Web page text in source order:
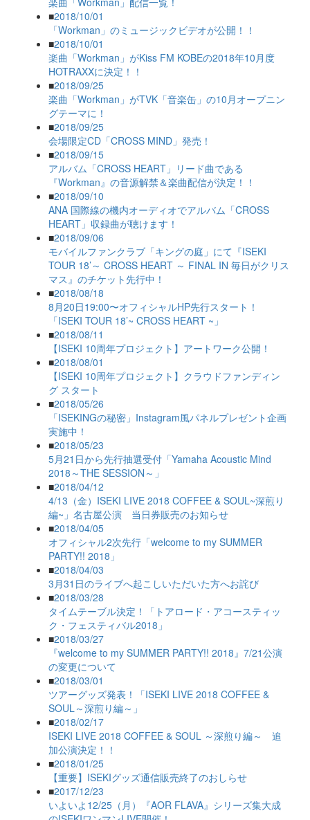
■2018/10/01
「Workman」のミュージックビデオが公開！！
■2018/10/01
楽曲「Workman」がKiss FM KOBEの2018年10月度
HOTRAXXに決定！！
■2018/09/25
楽曲「Workman」がTVK「音楽缶」の10月オープニン
グテーマに！
■2018/09/25
会場限定CD「CROSS MIND」発売！
■2018/09/15
アルバム「CROSS HEART」リード曲である
『Workman』の音源解禁＆楽曲配信が決定！！
■2018/09/10
ANA 国際線の機内オーディオでアルバム「CROSS
HEART」収録曲が聴けます！
■2018/09/06
モバイルファンクラブ「キングの庭」にて『ISEKI
TOUR 18’～ CROSS HEART ～ FINAL IN 毎日がクリス
マス』のチケット先行中！
■2018/08/18
8月20日19:00〜オフィシャルHP先行スタート！
「ISEKI TOUR 18’~ CROSS HEART ~」
■2018/08/11
【ISEKI 10周年プロジェクト】アートワーク公開！
■2018/08/01
【ISEKI 10周年プロジェクト】クラウドファンディン
グ スタート
■2018/05/26
「ISEKINGの秘密」Instagram風パネルプレゼント企画
実施中！
■2018/05/23
5月21日から先行抽選受付「Yamaha Acoustic Mind
2018～THE SESSION～」
■2018/04/12
4/13（金）ISEKI LIVE 2018 COFFEE & SOUL~深煎り
編~」名古屋公演 当日券販売のお知らせ
■2018/04/05
オフィシャル2次先行「welcome to my SUMMER
PARTY!! 2018」
■2018/04/03
3月31日のライブへ起こしいただいた方へお詫び
■2018/03/28
タイムテーブル決定！「トアロード・アコースティッ
ク・フェスティバル2018」
■2018/03/27
『welcome to my SUMMER PARTY!! 2018』7/21公演
の変更について
■2018/03/01
ツアーグッズ発表！「ISEKI LIVE 2018 COFFEE &
SOUL～深煎り編～」
■2018/02/17
ISEKI LIVE 2018 COFFEE & SOUL ～深煎り編～ 追
加公演決定！！
■2018/01/25
【重要】ISEKIグッズ通信販売終了のおしらせ
■2017/12/23
いよいよ12/25（月）『AOR FLAVA』シリーズ集大成